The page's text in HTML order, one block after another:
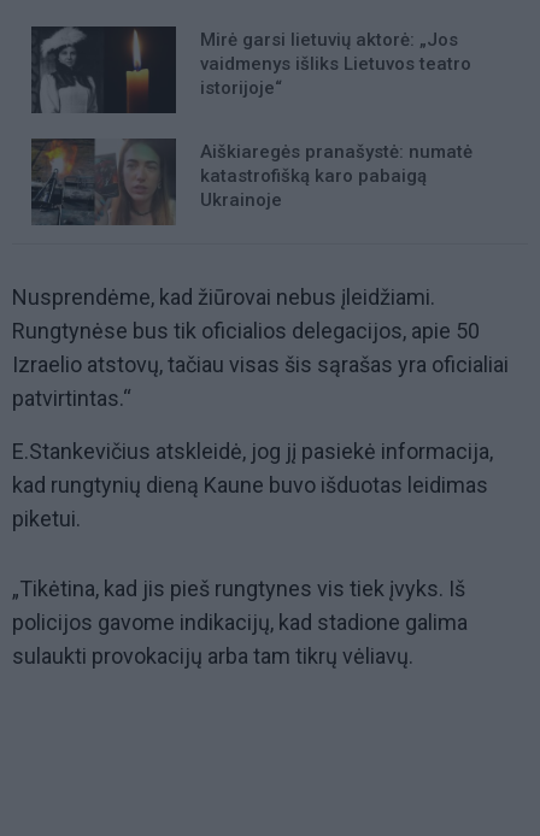
Mirė garsi lietuvių aktorė: „Jos
vaidmenys išliks Lietuvos teatro
istorijoje“
Aiškiaregės pranašystė: numatė
katastrofišką karo pabaigą
Ukrainoje
Nusprendėme, kad žiūrovai nebus įleidžiami.
Rungtynėse bus tik oficialios delegacijos, apie 50
Izraelio atstovų, tačiau visas šis sąrašas yra oficialiai
patvirtintas.“
E.Stankevičius atskleidė, jog jį pasiekė informacija,
kad rungtynių dieną Kaune buvo išduotas leidimas
piketui.
„Tikėtina, kad jis pieš rungtynes vis tiek įvyks. Iš
policijos gavome indikacijų, kad stadione galima
sulaukti provokacijų arba tam tikrų vėliavų.